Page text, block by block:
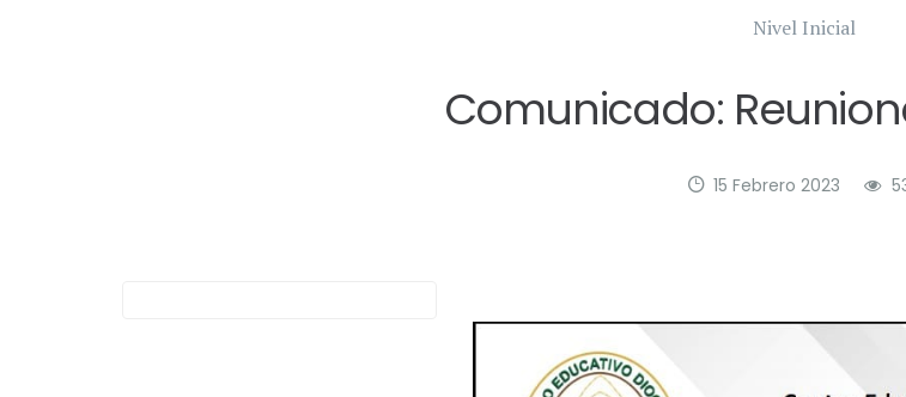
Nivel Inicial
Comunicado:
15 Febrero 2023